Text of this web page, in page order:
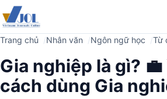
Trang chủ Nhân văn Ngôn ngữ học Từ
Gia nghiệp là gì?
cách dùng Gia